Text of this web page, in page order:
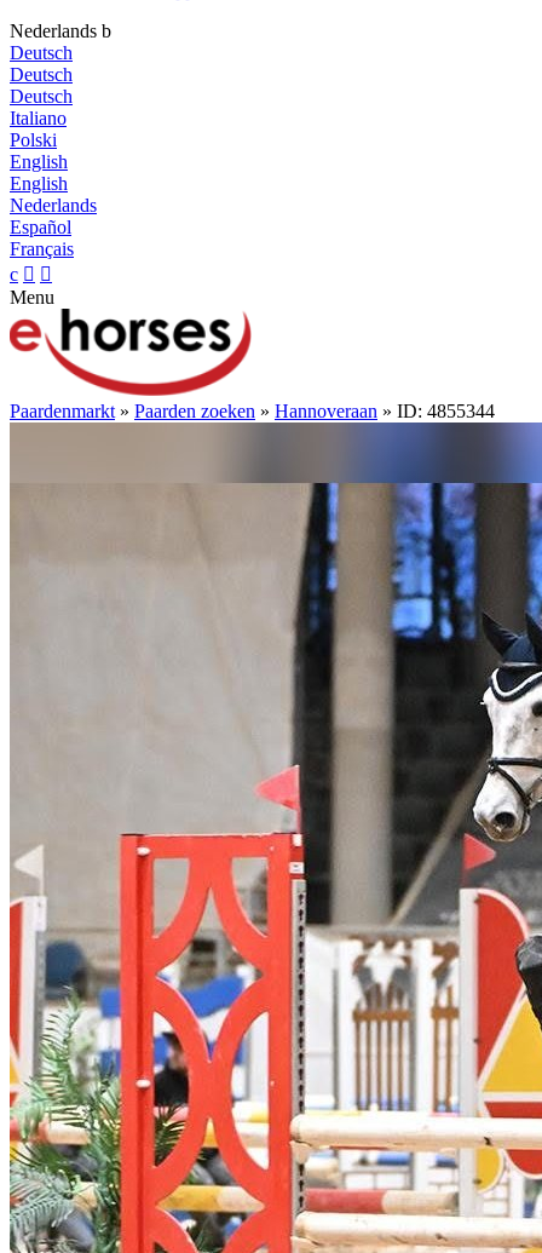
Nederlands b
Deutsch
Deutsch
Deutsch
Italiano
Polski
English
English
Nederlands
Español
Français
c  
Menu
Paardenmarkt » Paarden zoeken » Hannoveraan » ID: 4855344